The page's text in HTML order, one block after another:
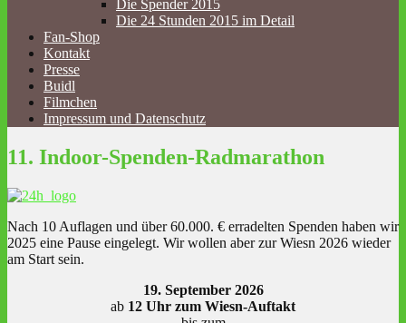
Die Spender 2015
Die 24 Stunden 2015 im Detail
Fan-Shop
Kontakt
Presse
Buidl
Filmchen
Impressum und Datenschutz
11. Indoor-Spenden-Radmarathon
Nach 10 Auflagen und über 60.000. € erradelten Spenden haben wir
2025 eine Pause eingelegt. Wir wollen aber zur Wiesn 2026 wieder
am Start sein.
19. September 2026
ab 12 Uhr zum Wiesn-Auftakt